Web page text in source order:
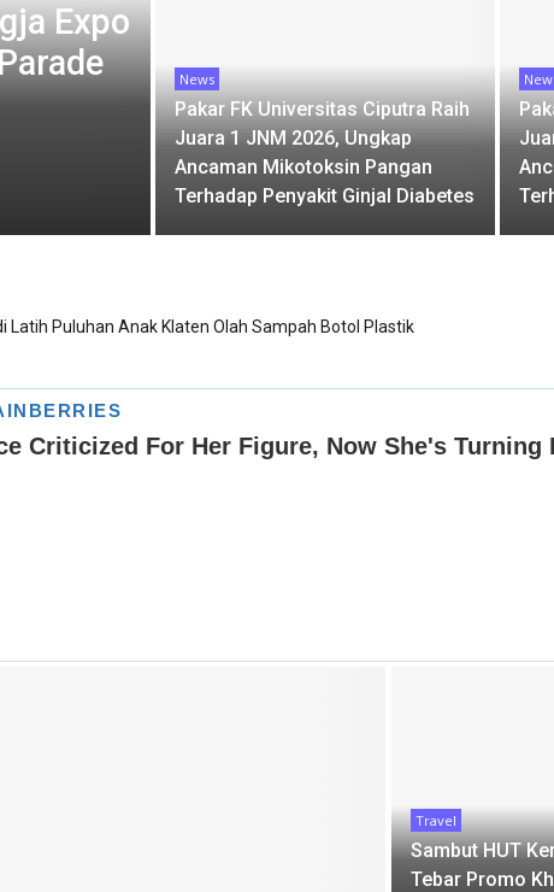
Expo
News
Pakar FK Universitas Ciputra Raih
Juara 1 JNM 2026, Ungkap
Ancaman Mikotoksin Pangan
Terhadap Penyakit Ginjal Diabetes
Berangkatkan 156 Pegawai Umrah Gratis
Travel
Sambut HUT
Tebar Promo